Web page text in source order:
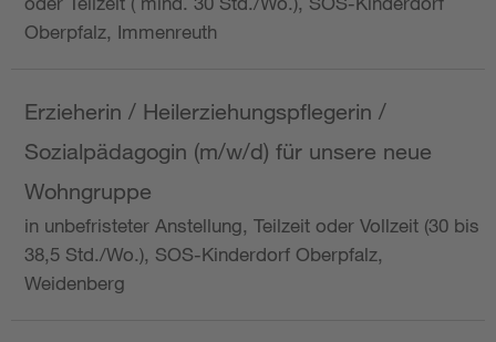
Oberpfalz, Immenreuth
Erzieherin / Heilerziehungspflegerin /
Sozialpädagogin (m/w/d) für unsere neue
Wohngruppe
in unbefristeter Anstellung, Teilzeit oder Vollzeit (30 bis
38,5 Std./Wo.), SOS-Kinderdorf Oberpfalz,
Weidenberg